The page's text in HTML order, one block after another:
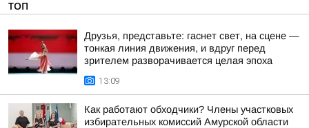
ТОП
Друзья, представьте: гаснет свет, на сцене —
тонкая линия движения, и вдруг перед
зрителем разворачивается целая эпоха
13:09
Как работают обходчики? Члены участковых
избирательных комиссий Амурской области